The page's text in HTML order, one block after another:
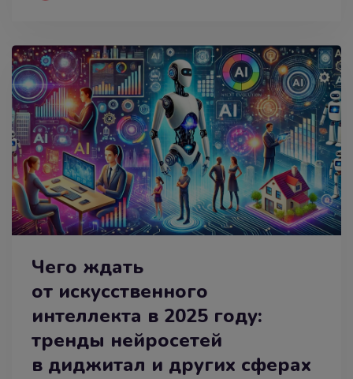
Чего ждать
от искусственного
интеллекта в 2025 году:
тренды нейросетей
в диджитал и других сферах